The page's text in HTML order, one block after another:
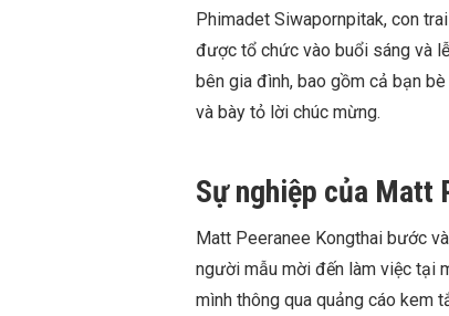
Phimadet Siwapornpitak, con
được tổ chức vào buổi sáng và
bên gia đình, bao gồm cả bạn
và bày tỏ lời chúc mừng.
Sự nghiệp của Matt
Matt Peeranee Kongthai bước
người mẫu mời đến làm việc tại
mình thông qua quảng cáo kem